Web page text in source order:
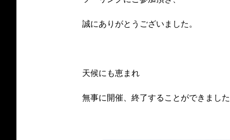
誠にありがとうございました。
天候にも恵まれ
無事に開催、終了することができまし